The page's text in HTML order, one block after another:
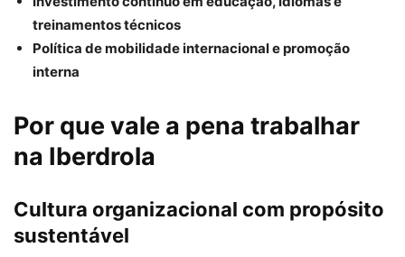
treinamentos técnicos
Política de mobilidade internacional e promoção
interna
Por que vale a pena trabalhar
na Iberdrola
Cultura organizacional com propósito
sustentável